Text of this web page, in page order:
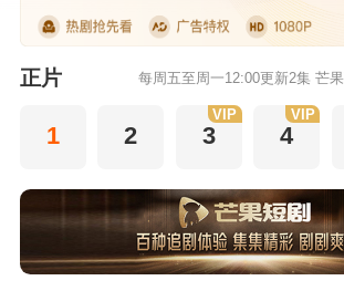
正片
1 2 3
VIP
4
VIP